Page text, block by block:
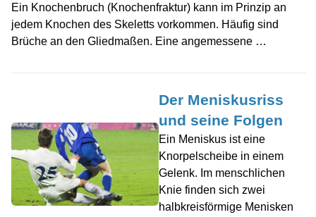
Ein Knochenbruch (Knochenfraktur) kann im Prinzip an
jedem Knochen des Skeletts vorkommen. Häufig sind
Brüche an den Gliedmaßen. Eine angemessene …
Der Meniskusriss
und seine Folgen
Ein Meniskus ist eine
Knorpelscheibe in einem
Gelenk. Im menschlichen
Knie finden sich zwei
halbkreisförmige Menisken